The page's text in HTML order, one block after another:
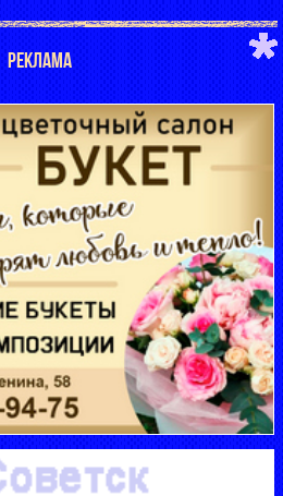
РЕКЛАМА